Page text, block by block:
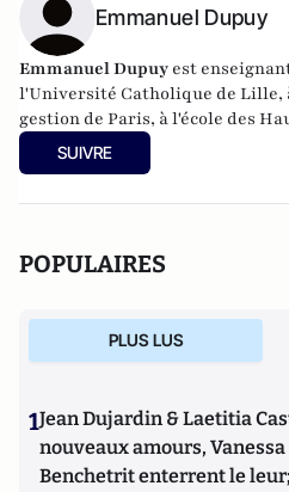
Emmanuel Dupuy
Emmanuel Dupuy est
l'Université Catholique de
gestion de Paris, à l'école des
et Politiques. Il est également
Prospective et Sécurité en
SUIVRE
POPULAIRES
PLUS LUS
1Jean Dujardin & Laetitia
nouveaux amours,
Benchetrit enterrent le